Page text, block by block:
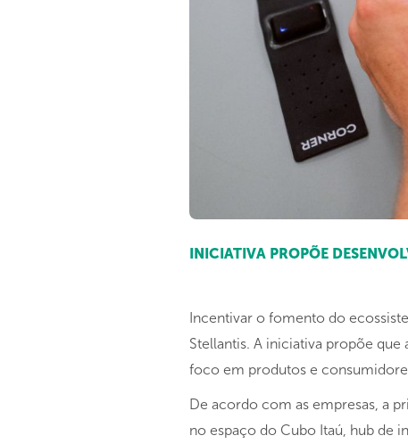
INICIATIVA PROPÕE
Incentivar o fomento do
Stellantis. A iniciativa propõe
foco em produtos e
De acordo com as empresas, a
no espaço do Cubo Itaú, hub de